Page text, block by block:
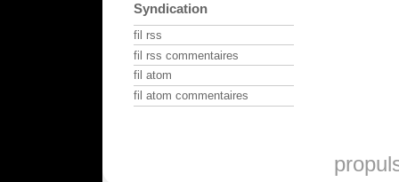
Syndication
fil rss
fil rss commentaires
fil atom
fil atom commentaires